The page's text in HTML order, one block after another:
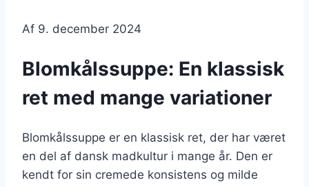
Af 9. december 2024
Blomkålssuppe: En klassisk
ret med mange variationer
Blomkålssuppe er en klassisk ret, der har været
en del af dansk madkultur i mange år. Den er
kendt for sin cremede konsistens og milde